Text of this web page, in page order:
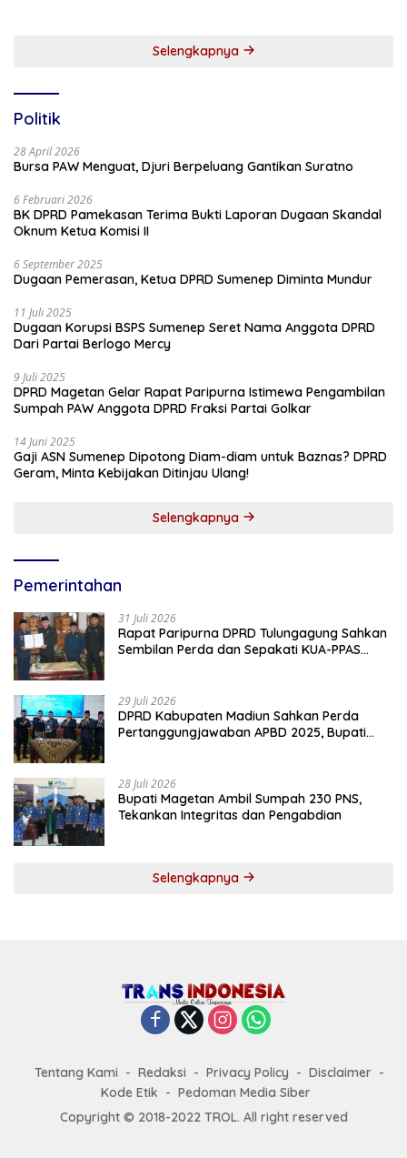
Selengkapnya
Politik
28 April 2026
Bursa PAW Menguat, Djuri Berpeluang Gantikan Suratno
6 Februari 2026
BK DPRD Pamekasan Terima Bukti Laporan Dugaan Skandal
Oknum Ketua Komisi II
6 September 2025
Dugaan Pemerasan, Ketua DPRD Sumenep Diminta Mundur
11 Juli 2025
Dugaan Korupsi BSPS Sumenep Seret Nama Anggota DPRD
Dari Partai Berlogo Mercy
9 Juli 2025
DPRD Magetan Gelar Rapat Paripurna Istimewa Pengambilan
Sumpah PAW Anggota DPRD Fraksi Partai Golkar
14 Juni 2025
Gaji ASN Sumenep Dipotong Diam-diam untuk Baznas? DPRD
Geram, Minta Kebijakan Ditinjau Ulang!
Selengkapnya
Pemerintahan
31 Juli 2026
Rapat Paripurna DPRD Tulungagung Sahkan
Sembilan Perda dan Sepakati KUA-PPAS
29 Juli 2026
DPRD Kabupaten Madiun Sahkan Perda
Pertanggungjawaban APBD 2025, Bupati
28 Juli 2026
Bupati Magetan Ambil Sumpah 230 PNS,
Tekankan Integritas dan Pengabdian
Selengkapnya
Tentang Kami Redaksi Privacy Policy
Disclaimer
Kode Etik
Pedoman Media Siber
Copyright © 2018-2022 TROL. All right reserved